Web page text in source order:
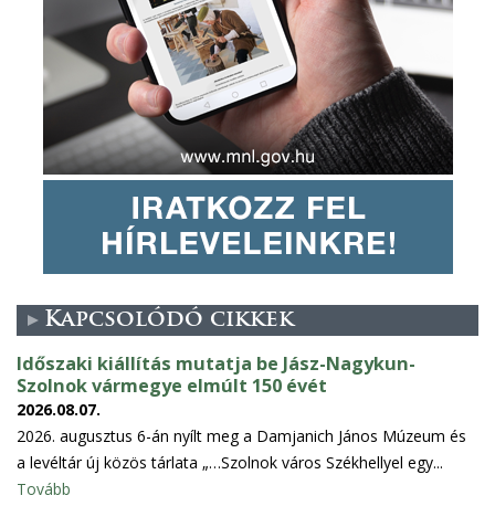
Kapcsolódó cikkek
Időszaki kiállítás mutatja be Jász-Nagykun-
Szolnok vármegye elmúlt 150 évét
2026.08.07.
2026. augusztus 6-án nyílt meg a Damjanich János Múzeum és
a levéltár új közös tárlata „…Szolnok város Székhellyel egy...
Tovább